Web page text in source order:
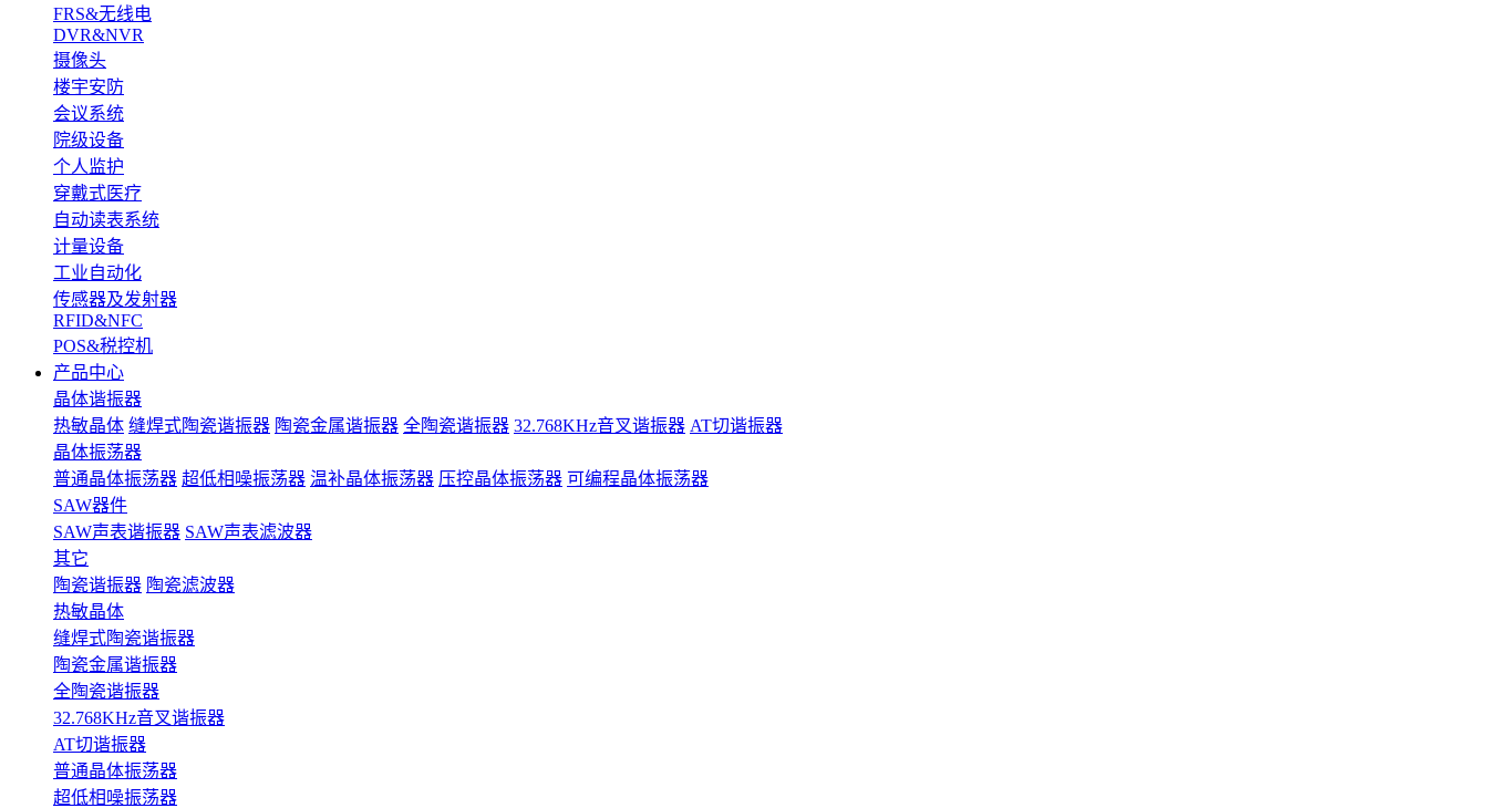
FRS&无线电
DVR&NVR
摄像头
楼宇安防
会议系统
院级设备
个人监护
穿戴式医疗
自动读表系统
计量设备
工业自动化
传感器及发射器
RFID&NFC
POS&税控机
产品中心
晶体谐振器
热敏晶体 缝焊式陶瓷谐振器 陶瓷金属谐振器 全陶瓷谐振器 32.768KHz音叉谐振器 AT切谐振器
晶体振荡器
普通晶体振荡器 超低相噪振荡器 温补晶体振荡器 压控晶体振荡器 可编程晶体振荡器
SAW器件
SAW声表谐振器 SAW声表滤波器
其它
陶瓷谐振器 陶瓷滤波器
热敏晶体
缝焊式陶瓷谐振器
陶瓷金属谐振器
全陶瓷谐振器
32.768KHz音叉谐振器
AT切谐振器
普通晶体振荡器
超低相噪振荡器